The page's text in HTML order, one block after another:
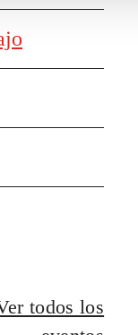
todos los